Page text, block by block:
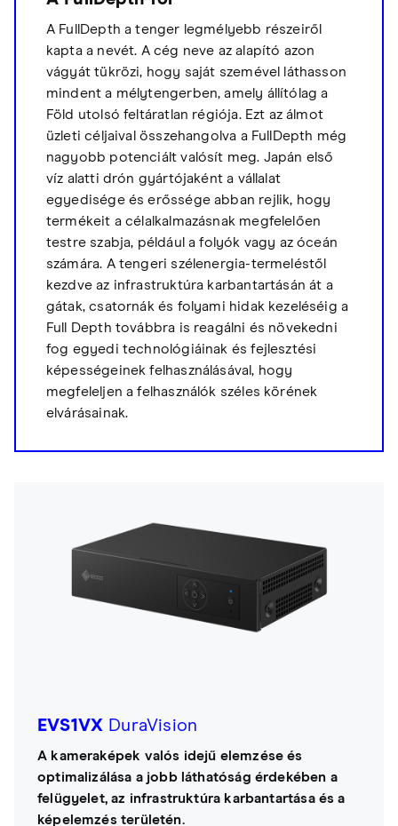
A FullDepth a tenger legmélyebb részeiről
kapta a nevét. A cég neve az alapító azon
vágyát tükrözi, hogy saját szemével láthasson
mindent a mélytengerben, amely állítólag a
Föld utolsó feltáratlan régiója. Ezt az álmot
üzleti céljaival összehangolva a FullDepth még
nagyobb potenciált valósít meg. Japán első
víz alatti drón gyártójaként a vállalat
egyedisége és erőssége abban rejlik, hogy
termékeit a célalkalmazásnak megfelelően
testre szabja, például a folyók vagy az óceán
számára. A tengeri szélenergia-termeléstől
kezdve az infrastruktúra karbantartásán át a
gátak, csatornák és folyami hidak kezeléséig a
Full Depth továbbra is reagálni és növekedni
fog egyedi technológiáinak és fejlesztési
képességeinek felhasználásával, hogy
megfeleljen a felhasználók széles körének
elvárásainak.
EVS1VX DuraVision
A kameraképek valós idejű elemzése és
optimalizálása a jobb láthatóság érdekében a
felügyelet, az infrastruktúra karbantartása és a
képelemzés területén.